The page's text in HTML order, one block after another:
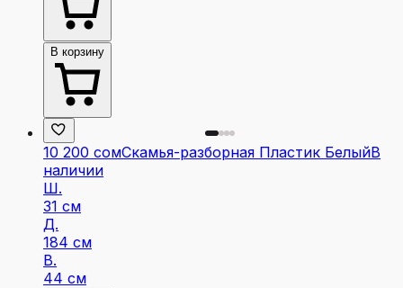
В корзину
10 200 сомСкамья-разборная Пластик БелыйВ
наличии
Ш.
31 см
Д.
184 см
В.
44 см